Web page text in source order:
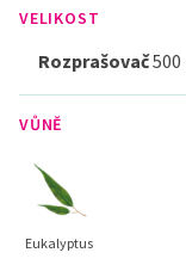
VELIKOST
Rozprašovač500
VŮNĚ
Eukalyptus